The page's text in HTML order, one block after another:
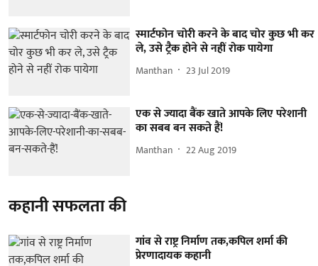
स्मार्टफोन चोरी करने के बाद चोर कुछ भी कर
ले, उसे ट्रैक होने से नहीं रोक पायेगा
Manthan 23 Jul 2019
एक से ज्यादा बैंक खाते आपके लिए परेशानी
का सबब बन सकते हैं!
Manthan 22 Aug 2019
कहानी सफलता की
गांव से राष्ट्र निर्माण तक,कपिल शर्मा की
प्रेरणादायक कहानी